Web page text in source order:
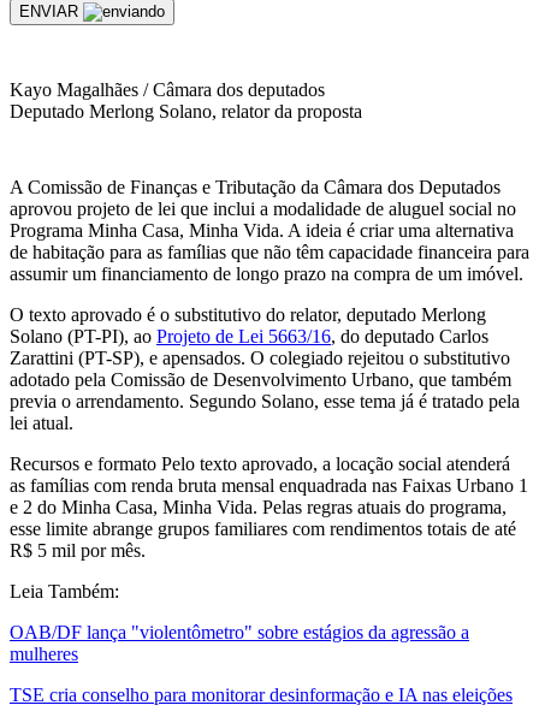
ENVIAR
Kayo Magalhães / Câmara dos deputados
Deputado Merlong Solano, relator da proposta
A Comissão de Finanças e Tributação da Câmara dos Deputados
aprovou projeto de lei que inclui a modalidade de aluguel social no
Programa Minha Casa, Minha Vida. A ideia é criar uma alternativa
de habitação para as famílias que não têm capacidade financeira para
assumir um financiamento de longo prazo na compra de um imóvel.
O texto aprovado é o substitutivo do relator, deputado Merlong
Solano (PT-PI), ao Projeto de Lei 5663/16, do deputado Carlos
Zarattini (PT-SP), e apensados. O colegiado rejeitou o substitutivo
adotado pela Comissão de Desenvolvimento Urbano, que também
previa o arrendamento. Segundo Solano, esse tema já é tratado pela
lei atual.
Recursos e formato Pelo texto aprovado, a locação social atenderá
as famílias com renda bruta mensal enquadrada nas Faixas Urbano 1
e 2 do Minha Casa, Minha Vida. Pelas regras atuais do programa,
esse limite abrange grupos familiares com rendimentos totais de até
R$ 5 mil por mês.
Leia Também:
OAB/DF lança "violentômetro" sobre estágios da agressão a
mulheres
TSE cria conselho para monitorar desinformação e IA nas eleições